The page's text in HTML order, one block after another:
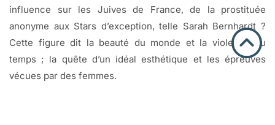
influence sur les Juives de France, de la prostituée
anonyme aux Stars d’exception, telle Sarah Bernhardt ?
Cette figure dit la beauté du monde et la violence du
temps ; la quête d’un idéal esthétique et les épreuves
vécues par des femmes.